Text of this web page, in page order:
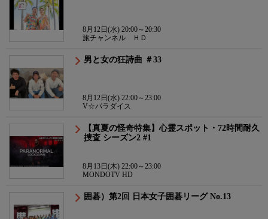
8月12日(水) 20:00～20:30
旅チャンネル ＨＤ
男と女の狂詩曲 ＃33
8月12日(水) 22:00～23:00
V☆パラダイス
【真夏の怪奇特集】心霊スポット・72時間耐久
捜査 シーズン2 #1
8月13日(木) 22:00～23:00
MONDOTV HD
囲碁）第2回 日本女子囲碁リーグ No.13